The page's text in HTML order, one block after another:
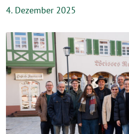
4. Dezember 2025